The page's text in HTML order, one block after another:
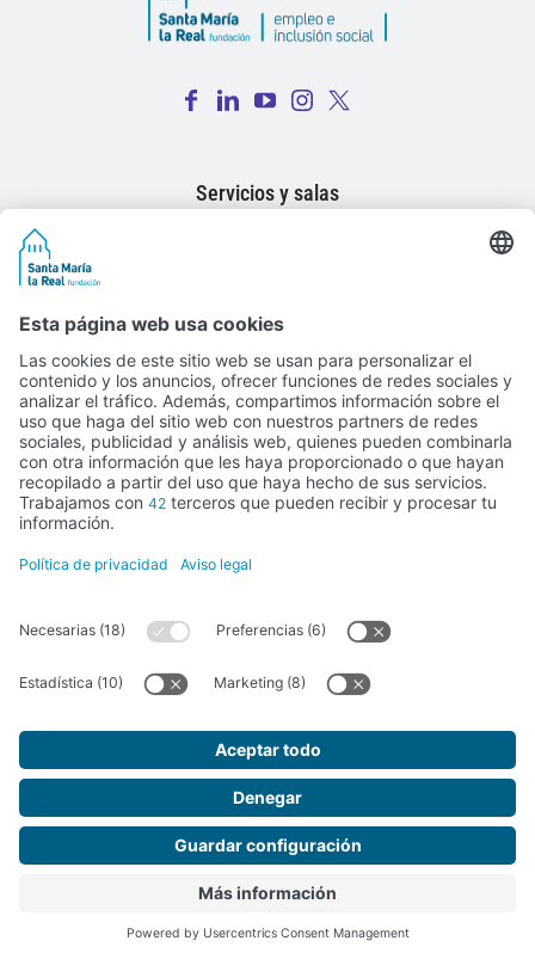
ok
In
e
am
X
Servicios y salas
Actualidad
Testimonios
Contacto
Legal
Política de cookies
Recibe nuestro Newsletter
Suscríbete
Copyright © 2026 Lanzaderas de empleo - FSMLR C.I.F.:
G-34147827